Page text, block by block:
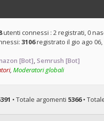
utenti connessi : 2 registrati, 0
3106registrato il gio ago 06,
[Bot], Semrush [Bot]
, Moderatori globali
• Totale argomenti 5366•